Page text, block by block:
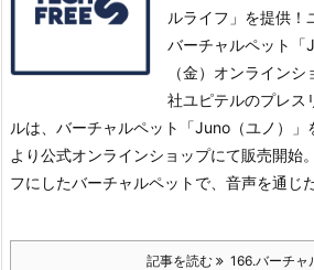
ルライフ」を提供！
バーチャルペット「
（金）オンライン
社ユピテルのプレス
ルは、バーチャルペット「Juno（ユノ）」
より公式オンラインショップにて販売開始。
フにしたバーチャルペットで、音声を通じ
記事を読む 166.バーチャ